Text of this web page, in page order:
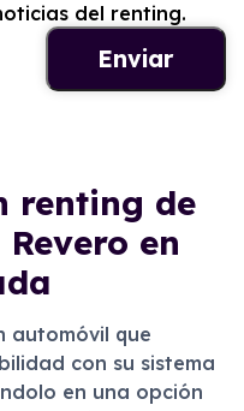
del renting.
renting de
en
automóvil que
con su sistema
en una opción